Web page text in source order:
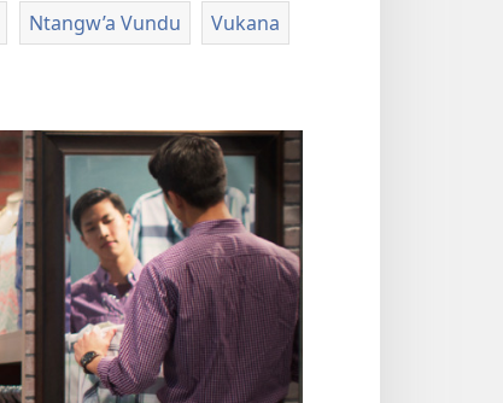
Ntangw’a Vundu Vukana